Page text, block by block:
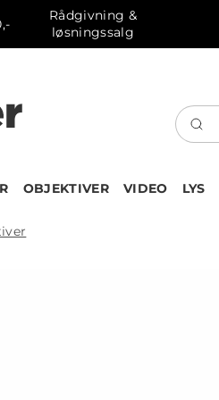
Rådgivning &
løsningssalg
OBJEKTIVER VIDEO LYS